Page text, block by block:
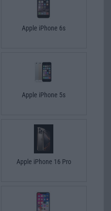
Apple iPhone 6s
Apple iPhone 5s
Apple iPhone 16 Pro